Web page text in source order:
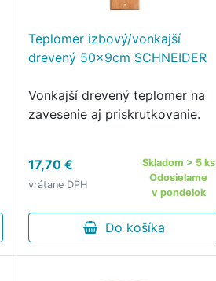
Teplomer izbový/vonkajší
drevený 50x9cm SCHNEIDER
Vonkajší drevený teplomer na
zavesenie aj priskrutkovanie.
17,70 €
vrátane DPH
Skladom > 5 ks
Odosielame
v pondelok
Do košíka